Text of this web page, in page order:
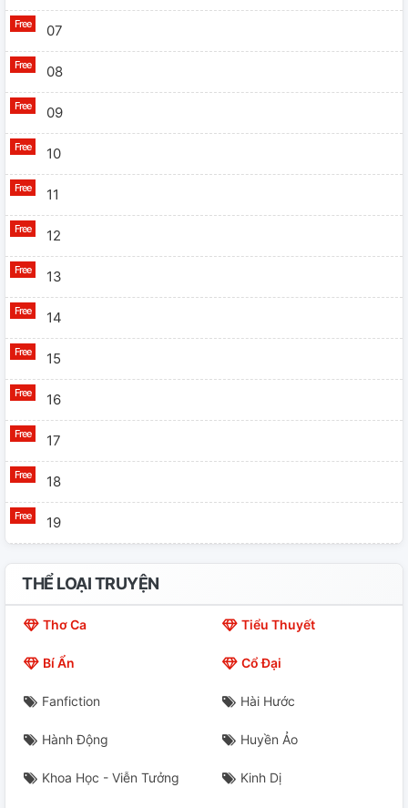
07
08
09
10
11
12
13
14
15
16
17
18
19
20
00
THỂ LOẠI TRUYỆN
Thơ Ca Tiểu Thuyết
Bí Ẩn Cổ Đại
Fanfiction Hài Hước
Hành Động Huyền Ảo
Khoa Học - Viễn Tưởng Kinh Dị